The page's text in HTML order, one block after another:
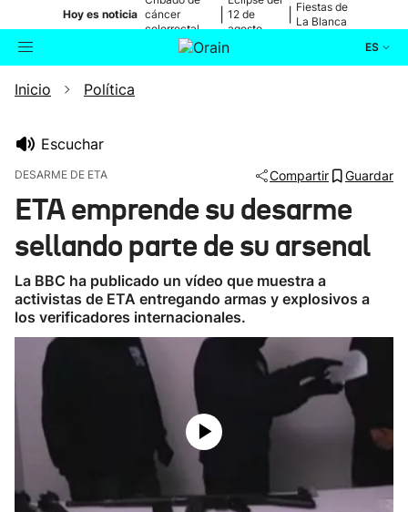
Hoy es noticia cáncer
colorrectal
12 de
agosto
Fiestas de
La Blanca
ES
Buscador
Ikusmiran
Eguraldia
Inicio Política
Escuchar
DESARME DE ETA Compartir Guardar
ETA emprende su desarme
sellando parte de su arsenal
La BBC ha publicado un vídeo que muestra a
activistas de ETA entregando armas y explosivos a
los verificadores internacionales.